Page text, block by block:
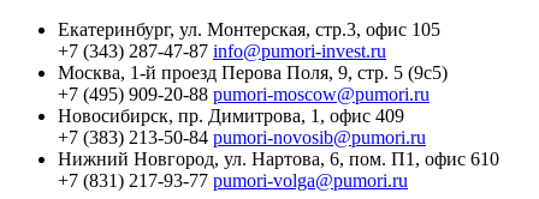
Екатеринбург, ул. Монтерская, стр.3, офис 105
+7 (343) 287-47-87 info@pumori-invest.ru
Москва, 1-й проезд Перова Поля, 9, стр. 5 (9с5)
+7 (495) 909-20-88 pumori-moscow@pumori.ru
Новосибирск, пр. Димитрова, 1, офис 409
+7 (383) 213-50-84 pumori-novosib@pumori.ru
Нижний Новгород, ул. Нартова, 6, пом. П1, офис 610
+7 (831) 217-93-77 pumori-volga@pumori.ru